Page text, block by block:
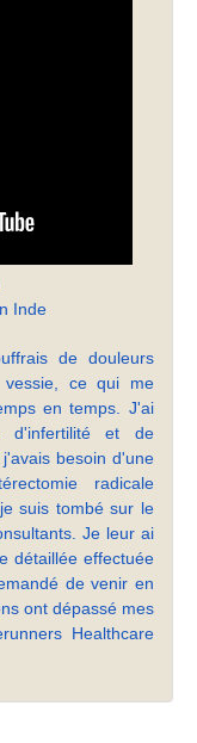
Inde
de douleurs
ce qui me
en temps. J'ai
d'infertilité et de
besoin d'une
radicale
suis tombé sur le
Je leur ai
détaillée effectuée
de venir en
ont dépassé mes
Healthcare